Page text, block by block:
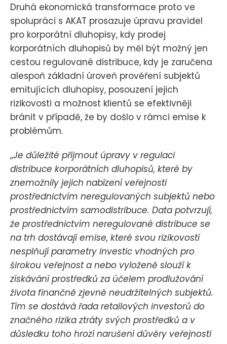
Druhá ekonomická transformace proto ve
spolupráci s AKAT prosazuje úpravu pravidel
pro korporátní dluhopisy, kdy prodej
korporátních dluhopisů by měl být možný jen
cestou regulované distribuce, kdy je zaručena
alespoň základní úroveň prověření subjektů
emitujících dluhopisy, posouzení jejich
rizikovosti a možnost klientů se efektivněji
bránit v případě, že by došlo v rámci emise k
problémům.
„Je důležité přijmout úpravy v regulaci
distribuce korporátních dluhopisů, které by
znemožnily jejich nabízení veřejnosti
prostřednictvím neregulovaných subjektů nebo
prostřednictvím samodistribuce. Data potvrzují,
že prostřednictvím neregulované distribuce se
na trh dostávají emise, které svou rizikovostí
nesplňují parametry investic vhodných pro
širokou veřejnost a nebo vyloženě slouží k
získávání prostředků za účelem prodlužování
života finančně zjevně neudržitelných subjektů.
Tím se dostává řada retailových investorů do
značného rizika ztráty svých prostředků a v
důsledku toho hrozí narušení důvěry veřejnosti